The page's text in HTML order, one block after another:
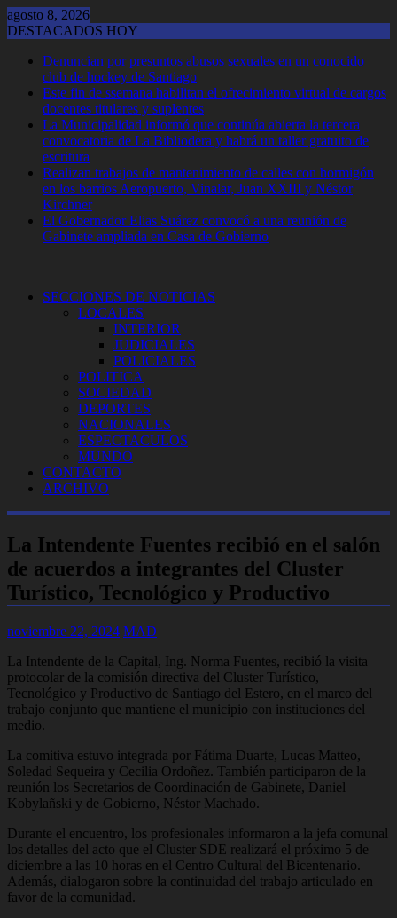
Saltar
al
agosto 8, 2026
DESTACADOS HOY
Denuncian por presuntos abusos sexuales en un conocido
club de hockey de Santiago
Este fin de ssemana habilitan el ofrecimiento virtual de cargos
docentes titulares y suplentes
La Municipalidad informó que continúa abierta la tercera
convocatoria de La Bibliodera y habrá un taller gratuito de
escritura
Realizan trabajos de mantenimiento de calles con hormigón
en los barrios Aeropuerto, Vinalar, Juan XXIII y Néstor
Kirchner
El Gobernador Elias Suárez convocó a una reunión de
Gabinete ampliada en Casa de Gobierno
SECCIONES DE NOTICIAS
LOCALES
INTERIOR
JUDICIALES
POLICIALES
POLITICA
SOCIEDAD
DEPORTES
NACIONALES
ESPECTACULOS
MUNDO
CONTACTO
ARCHIVO
La Intendente Fuentes recibió en el salón
de acuerdos a integrantes del Cluster
Turístico, Tecnológico y Productivo
noviembre 22, 2024 MAD
La Intendente de la Capital, Ing. Norma Fuentes, recibió la visita
protocolar de la comisión directiva del Cluster Turístico,
Tecnológico y Productivo de Santiago del Estero, en el marco del
trabajo conjunto que mantiene el municipio con instituciones del
medio.
La comitiva estuvo integrada por Fátima Duarte, Lucas Matteo,
Soledad Sequeira y Cecilia Ordoñez. También participaron de la
reunión los Secretarios de Coordinación de Gabinete, Daniel
Kobylañski y de Gobierno, Néstor Machado.
Durante el encuentro, los profesionales informaron a la jefa comunal
los detalles del acto que el Cluster SDE realizará el próximo 5 de
diciembre a las 10 horas en el Centro Cultural del Bicentenario.
Además, dialogaron sobre la continuidad del trabajo articulado en
favor de la comunidad.